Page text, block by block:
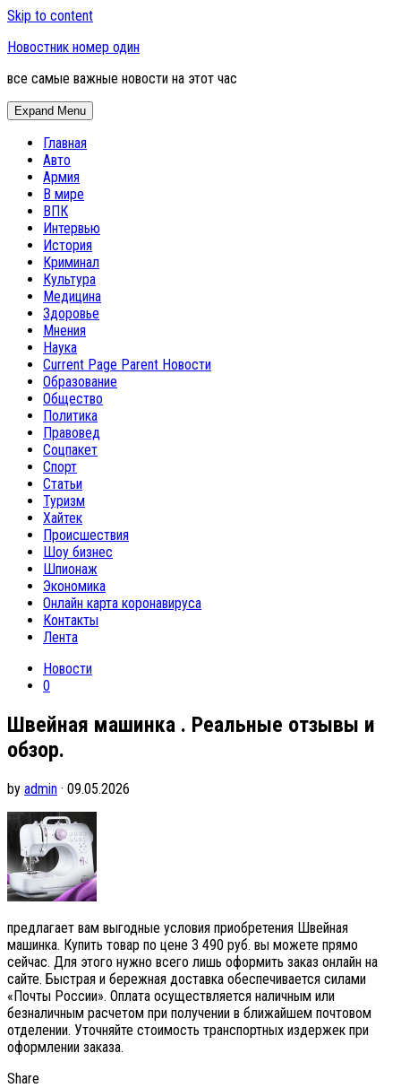
Skip to content
Новостник номер один
все самые важные новости на этот час
Expand Menu
Главная
Авто
Армия
В мире
ВПК
Интервью
История
Криминал
Культура
Медицина
Здоровье
Мнения
Наука
Current Page Parent Новости
Образование
Общество
Политика
Правовед
Соцпакет
Спорт
Статьи
Туризм
Хайтек
Происшествия
Шоу бизнес
Шпионаж
Экономика
Онлайн карта коронавируса
Контакты
Лента
Новости
0
Швейная машинка . Реальные отзывы и
обзор.
by admin · 09.05.2026
предлагает вам выгодные условия приобретения Швейная
машинка. Купить товар по цене 3 490 руб. вы можете прямо
сейчас. Для этого нужно всего лишь оформить заказ онлайн на
сайте. Быстрая и бережная доставка обеспечивается силами
«Почты России». Оплата осуществляется наличным или
безналичным расчетом при получении в ближайшем почтовом
отделении. Уточняйте стоимость транспортных издержек при
оформлении заказа.
Share